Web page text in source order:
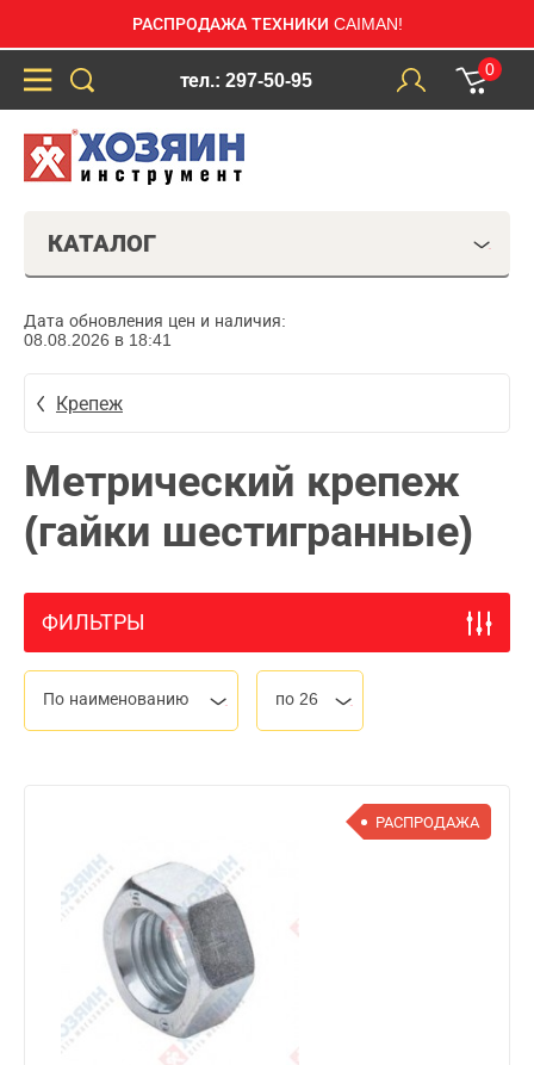
РАСПРОДАЖА ТЕХНИКИ CAIMAN!
тел.: 297-50-95
0
КАТАЛОГ
Дата обновления цен и наличия:
08.08.2026 в 18:41
Крепеж
Метрический крепеж
(гайки шестигранные)
ФИЛЬТРЫ
По наименованию по 26
РАСПРОДАЖА